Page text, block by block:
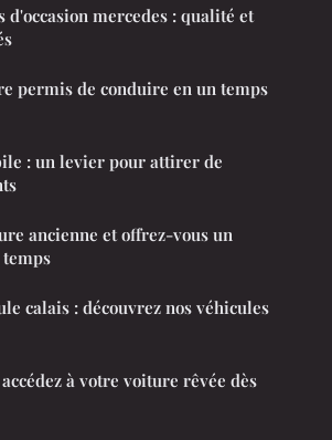
d'occasion mercedes : qualité et
permis de conduire en un temps
: un levier pour attirer de
ancienne et offrez-vous un
temps
calais : découvrez nos véhicules
à votre voiture rêvée dès